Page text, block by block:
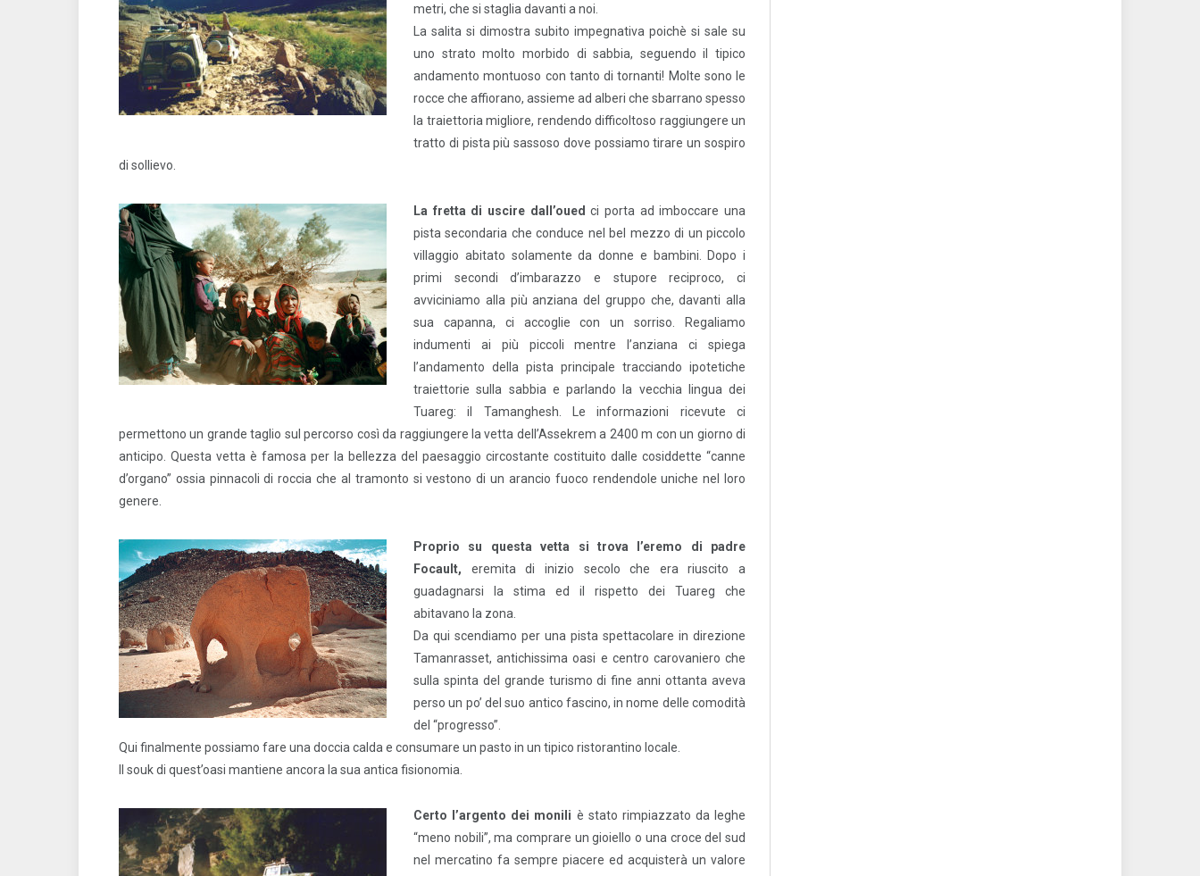
metri, che si staglia davanti a noi.
La salita si dimostra subito impegnativa poichè si sale su
uno strato molto morbido di sabbia, seguendo il tipico
andamento montuoso con tanto di tornanti! Molte sono le
rocce che affiorano, assieme ad alberi che sbarrano spesso
la traiettoria migliore, rendendo difficoltoso raggiungere un
tratto di pista più sassoso dove possiamo tirare un sospiro
di sollievo.
La fretta di uscire dall’oued ci porta ad imboccare una
pista secondaria che conduce nel bel mezzo di un piccolo
villaggio abitato solamente da donne e bambini. Dopo i
primi secondi d’imbarazzo e stupore reciproco, ci
avviciniamo alla più anziana del gruppo che, davanti alla
sua capanna, ci accoglie con un sorriso. Regaliamo
indumenti ai più piccoli mentre l’anziana ci spiega
l’andamento della pista principale tracciando ipotetiche
traiettorie sulla sabbia e parlando la vecchia lingua dei
Tuareg: il Tamanghesh. Le informazioni ricevute ci
permettono un grande taglio sul percorso così da raggiungere la vetta dell’Assekrem a 2400 m con un giorno di
anticipo. Questa vetta è famosa per la bellezza del paesaggio circostante costituito dalle cosiddette “canne
d’organo” ossia pinnacoli di roccia che al tramonto si vestono di un arancio fuoco rendendole uniche nel loro
genere.
Proprio su questa vetta si trova l’eremo di padre
Focault, eremita di inizio secolo che era riuscito a
guadagnarsi la stima ed il rispetto dei Tuareg che
abitavano la zona.
Da qui scendiamo per una pista spettacolare in direzione
Tamanrasset, antichissima oasi e centro carovaniero che
sulla spinta del grande turismo di fine anni ottanta aveva
perso un po’ del suo antico fascino, in nome delle comodità
del “progresso”.
Qui finalmente possiamo fare una doccia calda e consumare un pasto in un tipico ristorantino locale.
Il souk di quest’oasi mantiene ancora la sua antica fisionomia.
Certo l’argento dei monili è stato rimpiazzato da leghe
“meno nobili”, ma comprare un gioiello o una croce del sud
nel mercatino fa sempre piacere ed acquisterà un valore